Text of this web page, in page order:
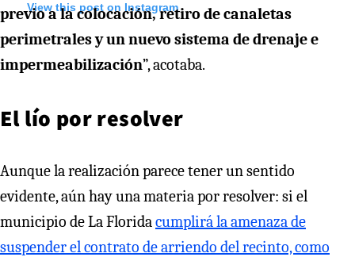
View this post on Instagram
previo a la colocación, retiro de canaletas
perimetrales y un nuevo sistema de drenaje e
impermeabilización”, acotaba.
El lío por resolver
Aunque la realización parece tener un sentido
evidente, aún hay una materia por resolver: si el
municipio de La Floridacumplirá la amenaza de
suspender el contrato de arriendo del recinto, como